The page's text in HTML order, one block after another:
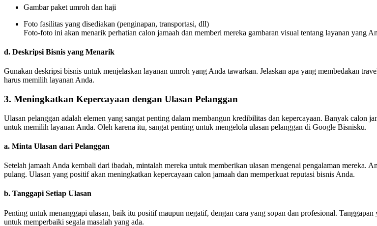
Gambar paket umroh dan haji
Foto fasilitas yang disediakan (penginapan, transportasi, dll)
Foto-foto ini akan menarik perhatian calon jamaah dan memberi mereka gambaran visual tentang layanan yang
d. Deskripsi Bisnis yang Menarik
Gunakan deskripsi bisnis untuk menjelaskan layanan umroh yang Anda tawarkan. Jelaskan apa yang membedakan
harus memilih layanan Anda.
3. Meningkatkan Kepercayaan dengan Ulasan Pelanggan
Ulasan pelanggan adalah elemen yang sangat penting dalam membangun kredibilitas dan kepercayaan. Banyak calon
untuk memilih layanan Anda. Oleh karena itu, sangat penting untuk mengelola ulasan pelanggan di Google Bisnisku.
a. Minta Ulasan dari Pelanggan
Setelah jamaah Anda kembali dari ibadah, mintalah mereka untuk memberikan ulasan mengenai pengalaman mereka.
pulang. Ulasan yang positif akan meningkatkan kepercayaan calon jamaah dan memperkuat reputasi bisnis Anda.
b. Tanggapi Setiap Ulasan
Penting untuk menanggapi ulasan, baik itu positif maupun negatif, dengan cara yang sopan dan profesional.
untuk memperbaiki segala masalah yang ada.